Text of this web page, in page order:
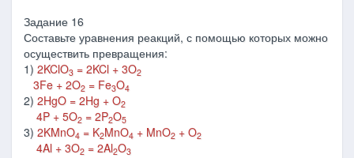
Задание 16
Составьте уравнения реакций, с помощью которых можно
осуществить превращения:
1) 2KClO3 = 2KCl + 3O2
3Fe + 2O2 = Fe3O4
2) 2HgO = 2Hg + O2
4P + 5O2 = 2P2O5
3) 2KMnO4 = K2MnO4 + MnO2 + O2
4Al + 3O2 = 2Al2O3